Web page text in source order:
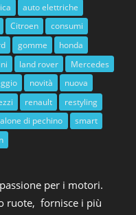
auto elettriche
Citroen
consumi
gomme
honda
land rover
Mercedes
novità
nuova
renault
restyling
di pechino
smart
per i motori.
ruote, fornisce i più